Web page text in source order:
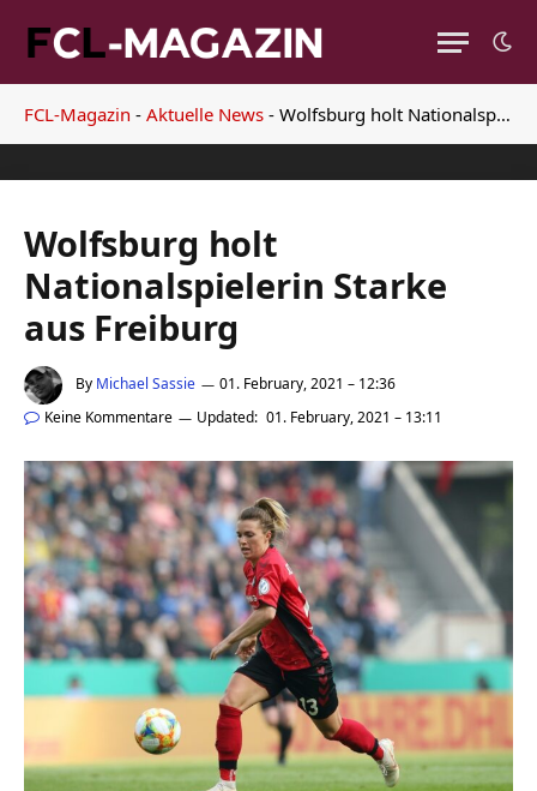
FCL-Magazin - Aktuelle News - Wolfsburg holt Nationalspielerin Starke aus Freiburg
Wolfsburg holt
Nationalspielerin Starke
aus Freiburg
By Michael Sassie
01. February, 2021 – 12:36
Keine Kommentare
Updated: 01. February, 2021 – 13:11